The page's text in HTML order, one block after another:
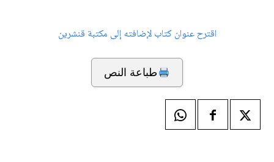
اقترح عنوان كتاب لإضافته إلى مكتبة قنشرين
طباعة النص